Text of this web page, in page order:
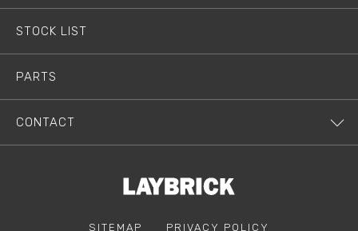
STOCK LIST
PARTS
CONTACT
SITEMAP PRIVACY POLICY